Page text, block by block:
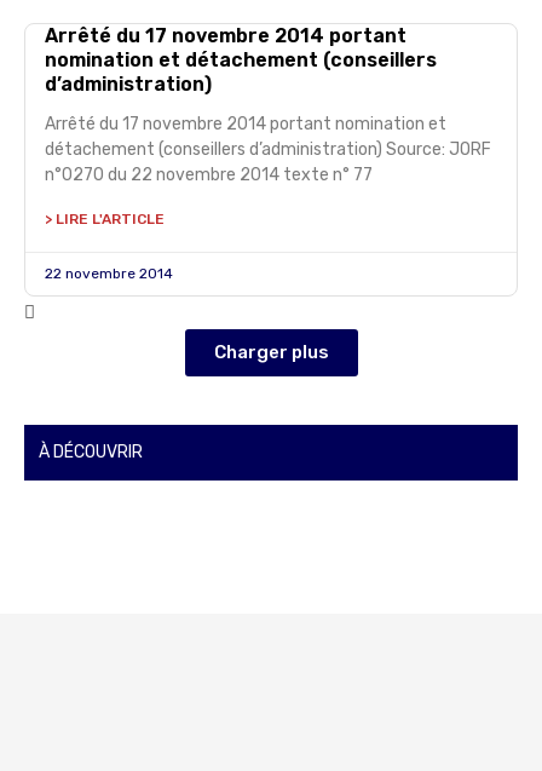
Arrêté du 17 novembre 2014 portant
nomination et détachement (conseillers
d’administration)
Arrêté du 17 novembre 2014 portant nomination et
détachement (conseillers d’administration) Source: JORF
n°0270 du 22 novembre 2014 texte n° 77
> LIRE L'ARTICLE
22 novembre 2014
Charger plus
À DÉCOUVRIR